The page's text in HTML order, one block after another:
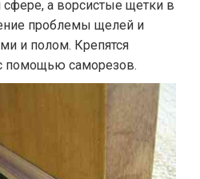
а ворсистые щетки в
проблемы щелей и
и полом. Крепятся
помощью саморезов.